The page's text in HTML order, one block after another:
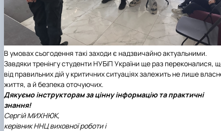
В умовах сьогодення такі заходи є надзвичайно актуальними.
Завдяки тренінгу студенти НУБіП України ще раз переконалися,
від правильних дій у критичних ситуаціях залежить не лише
життя, а й безпека оточуючих.
Дякуємо інструкторам за цінну інформацію та практичні
знання!
Сергій МИХНЮК,
керівник ННЦ виховної роботи і